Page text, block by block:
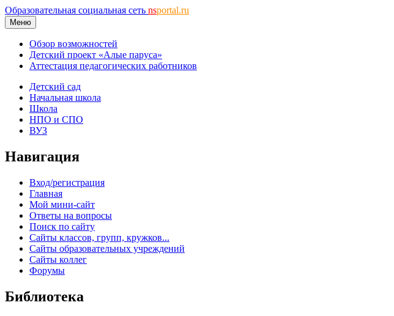
Образовательная социальная сеть nsportal.ru
Меню
Обзор возможностей
Детский проект «Алые паруса»
Аттестация педагогических работников
Детский сад
Начальная школа
Школа
НПО и СПО
ВУЗ
Навигация
Вход/регистрация
Главная
Мой мини-сайт
Ответы на вопросы
Поиск по сайту
Сайты классов, групп, кружков...
Сайты образовательных учреждений
Сайты коллег
Форумы
Библиотека